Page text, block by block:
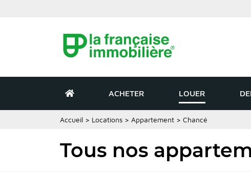
ACHETER LOUER
Accueil > Locations > Appartement > Chancé
Tous nos